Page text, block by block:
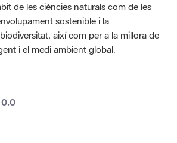
de les ciències naturals com de les
sostenible i la
així com per a la millora de
i el medi ambient global.
0.0La valoración media es de 0 estrellas de